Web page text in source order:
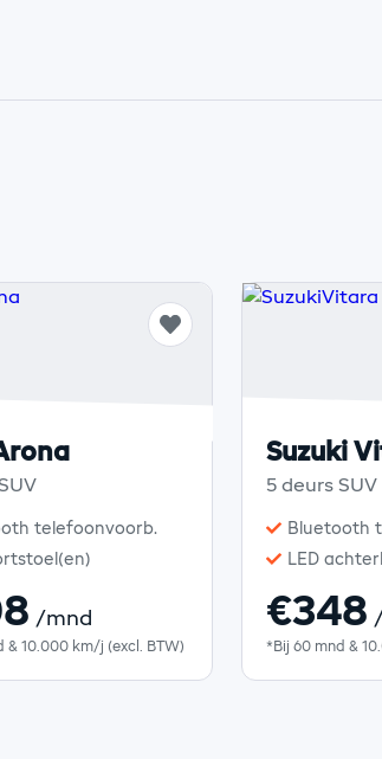
telefoonvoorb.
/mnd
& 10.000 km/j (excl. BTW)
Suzuki
5 deurs SUV
Bluetooth
LED
€348
*Bij 60 mnd &